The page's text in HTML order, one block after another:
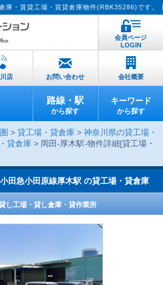
・賃貸倉庫物件(RBK35286)です。【貸したい
会員ページ
LOGIN
店 お問い合わせ 会社概要
路線・駅
から探す
キーワード
から探す
> 貸工場・貸倉庫 > 神奈川県の貸工場・
貸倉庫 > 岡田-厚木駅-物件詳細[貸工場・
田急小田原線厚木駅 の貸工場・貸倉庫
し工場・貸し倉庫・貸作業所